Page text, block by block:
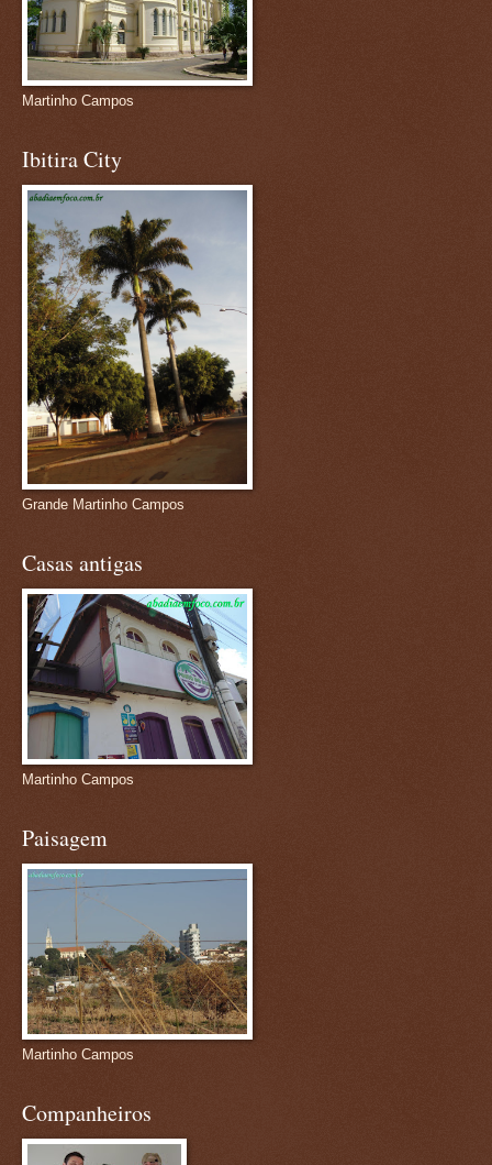
Martinho Campos
Ibitira City
Grande Martinho Campos
Casas antigas
Martinho Campos
Paisagem
Martinho Campos
Companheiros